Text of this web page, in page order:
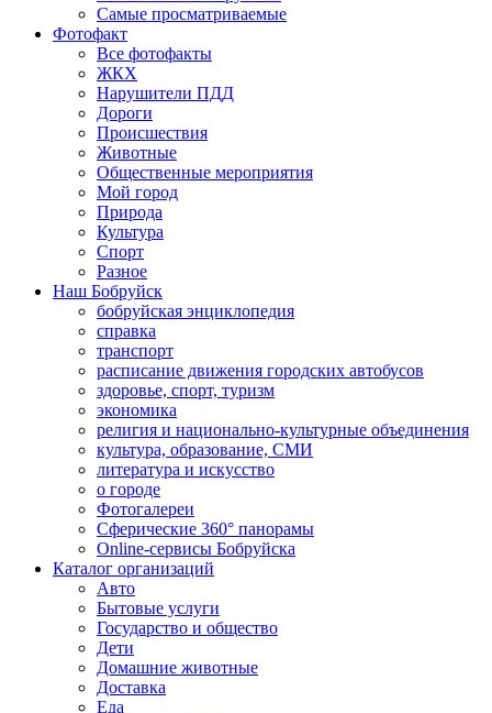
Самые просматриваемые
Фотофакт
Все фотофакты
ЖКХ
Нарушители ПДД
Дороги
Происшествия
Животные
Общественные мероприятия
Мой город
Природа
Культура
Спорт
Разное
Наш Бобруйск
бобруйская энциклопедия
справка
транспорт
расписание движения городских автобусов
здоровье, спорт, туризм
экономика
религия и национально-культурные объединения
культура, образование, СМИ
литература и искусство
о городе
Фотогалереи
Сферические 360° панорамы
Online-сервисы Бобруйска
Каталог организаций
Авто
Бытовые услуги
Государство и общество
Дети
Домашние животные
Доставка
Еда